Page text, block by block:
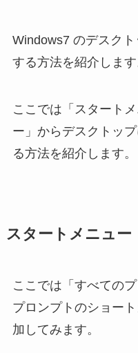
Windows7 のデスク
する方法を紹介します
ここでは「スタート
ー」からデスクトッ
る方法を紹介します。
スタートメニュー
ここでは「すべての
プロンプトのショー
加してみます。